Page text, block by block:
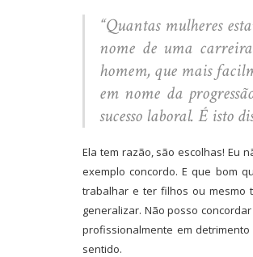
“Quantas mulheres
nome de uma
homem, que mais
em nome da
sucesso laboral. É isto
Ela tem razão, são escolhas! Eu
exemplo concordo. E que bom
trabalhar e ter filhos ou mesmo
generalizar. Não posso
profissionalmente em
sentido.